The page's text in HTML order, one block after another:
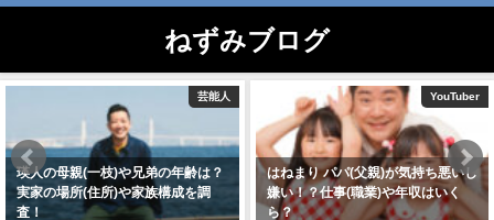
ねずみブログ
芸能人
瑛人の母親(一枝)や兄弟の年齢は？
実家の場所(住所)や家族構成を調
査！
YouTuber
はねまり パパ(父親)が気持ち悪いし
嫌い！？仕事(職業)や年収はいく
ら？